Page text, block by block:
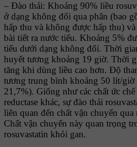
– Ðào thải: Khoảng 90% liều
ở dạng không đổi qua phân (bao
hấp thu và không được hấp thu)
bài tiết ra nước tiểu. Khoảng 5%
tiểu dưới dạng không đổi. Thời
huyết tương khoảng 19 giờ. Thời
tăng khi dùng liều cao hơn. Ðộ
tương trung bình khoảng 50 lít/giờ
21,7%). Giống như các chất ức
reductase khác, sự đào thải
liên quan đến chất vận chuyển
Chất vận chuyển này quan trọng
rosuvastatin khỏi gan.